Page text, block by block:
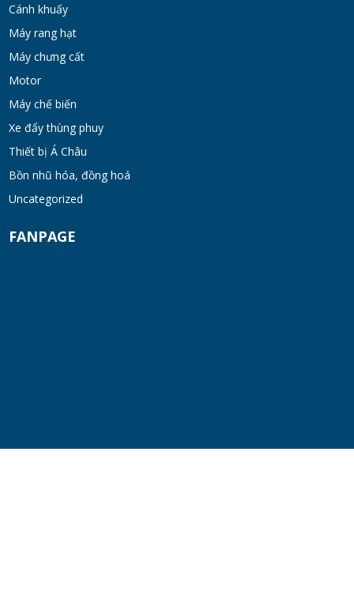
Cánh khuấy
Máy rang hạt
Máy chưng cất
Motor
Máy chế biến
Xe đẩy thùng phuy
Thiết bị Á Châu
Bồn nhũ hóa, đồng hoá
Uncategorized
FANPAGE